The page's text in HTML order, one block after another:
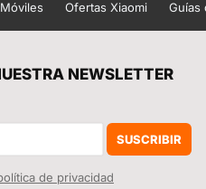
Móviles Ofertas Xiaomi Guías
NEWSLETTER
SUSCRIBIR
de privacidad